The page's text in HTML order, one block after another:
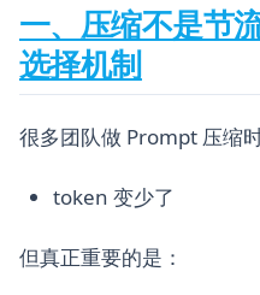
一、压缩不是节
选择机制
很多团队做 Prompt 压缩
token 变少了
但真正重要的是：